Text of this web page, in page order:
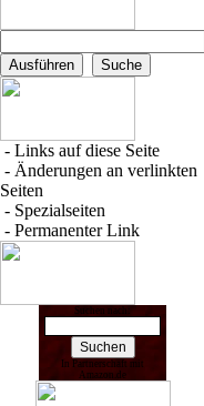
- Links auf diese Seite
- Änderungen an verlinkten
Seiten
- Spezialseiten
- Permanenter Link
Suchen nach:
In Partnerschaft mit
Amazon.de